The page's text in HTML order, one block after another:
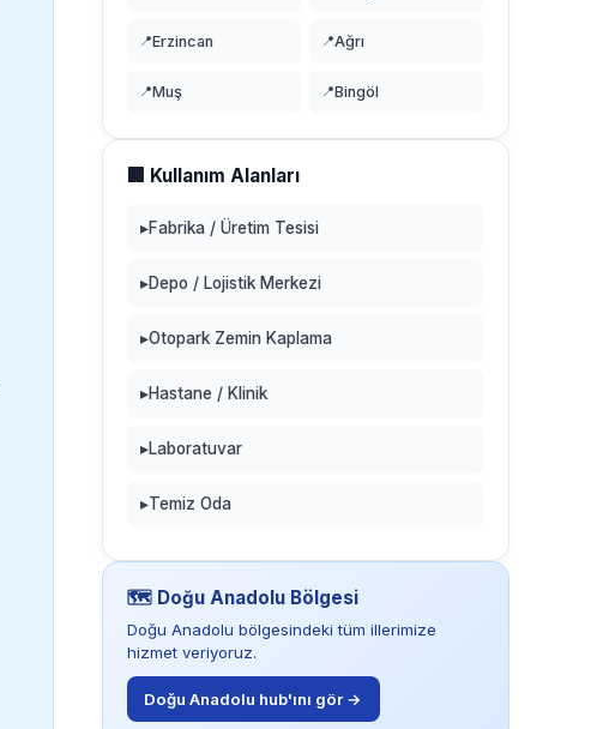
📍Erzincan 📍Ağrı
📍Muş 📍Bingöl
🏢 Kullanım Alanları
▸Fabrika / Üretim Tesisi
▸Depo / Lojistik Merkezi
▸Otopark Zemin Kaplama
▸Hastane / Klinik
▸Laboratuvar
▸Temiz Oda
🗺️ Doğu Anadolu Bölgesi
Doğu Anadolu bölgesindeki tüm illerimize
hizmet veriyoruz.
Doğu Anadolu hub'ını gör →